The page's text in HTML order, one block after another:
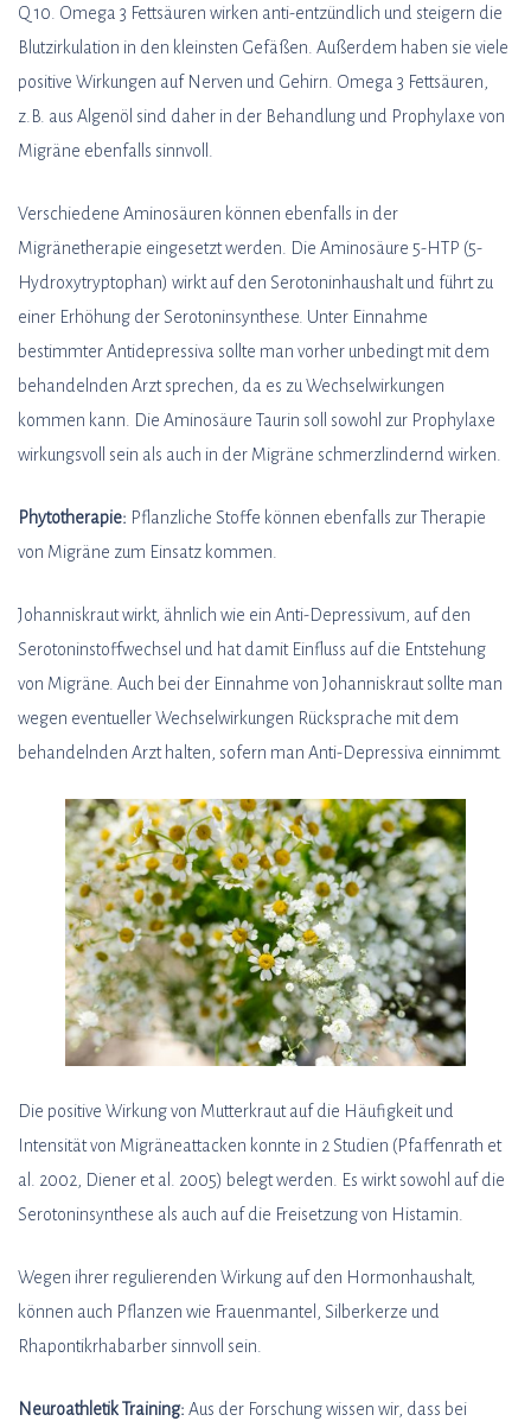
Q 10. Omega 3 Fettsäuren wirken anti-entzündlich und steigern die
Blutzirkulation in den kleinsten Gefäßen. Außerdem haben sie viele
positive Wirkungen auf Nerven und Gehirn. Omega 3 Fettsäuren,
z.B. aus Algenöl sind daher in der Behandlung und Prophylaxe von
Migräne ebenfalls sinnvoll.
Verschiedene Aminosäuren können ebenfalls in der
Migränetherapie eingesetzt werden. Die Aminosäure 5-HTP (5-
Hydroxytryptophan) wirkt auf den Serotoninhaushalt und führt zu
einer Erhöhung der Serotoninsynthese. Unter Einnahme
bestimmter Antidepressiva sollte man vorher unbedingt mit dem
behandelnden Arzt sprechen, da es zu Wechselwirkungen
kommen kann. Die Aminosäure Taurin soll sowohl zur Prophylaxe
wirkungsvoll sein als auch in der Migräne schmerzlindernd wirken.
Phytotherapie: Pflanzliche Stoffe können ebenfalls zur Therapie
von Migräne zum Einsatz kommen.
Johanniskraut wirkt, ähnlich wie ein Anti-Depressivum, auf den
Serotoninstoffwechsel und hat damit Einfluss auf die Entstehung
von Migräne. Auch bei der Einnahme von Johanniskraut sollte man
wegen eventueller Wechselwirkungen Rücksprache mit dem
behandelnden Arzt halten, sofern man Anti-Depressiva einnimmt.
Die positive Wirkung von Mutterkraut auf die Häufigkeit und
Intensität von Migräneattacken konnte in 2 Studien (Pfaffenrath et
al. 2002, Diener et al. 2005) belegt werden. Es wirkt sowohl auf die
Serotoninsynthese als auch auf die Freisetzung von Histamin.
Wegen ihrer regulierenden Wirkung auf den Hormonhaushalt,
können auch Pflanzen wie Frauenmantel, Silberkerze und
Rhapontikrhabarber sinnvoll sein.
Neuroathletik Training: Aus der Forschung wissen wir, dass bei